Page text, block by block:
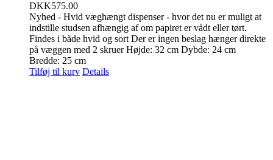
DKK575.00
Nyhed - Hvid væghængt dispenser - hvor det nu er muligt at
indstille studsen afhængig af om papiret er vådt eller tørt.
Findes i både hvid og sort Der er ingen beslag hænger direkte
på væggen med 2 skruer Højde: 32 cm Dybde: 24 cm
Bredde: 25 cm
Tilføj til kurv Details